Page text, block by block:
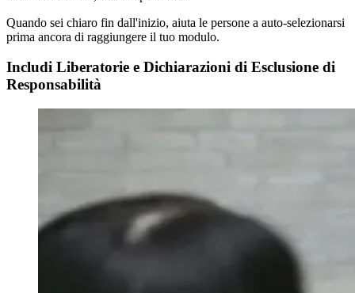
Quando sei chiaro fin dall'inizio, aiuta le persone a auto-selezionarsi
prima ancora di raggiungere il tuo modulo.
Includi Liberatorie e Dichiarazioni di Esclusione di
Responsabilità